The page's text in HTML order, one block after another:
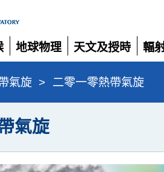
地球物理
展
開
天文及授時
展
開
輻
展
開
氣旋 > 二零一零熱帶氣旋
氣旋